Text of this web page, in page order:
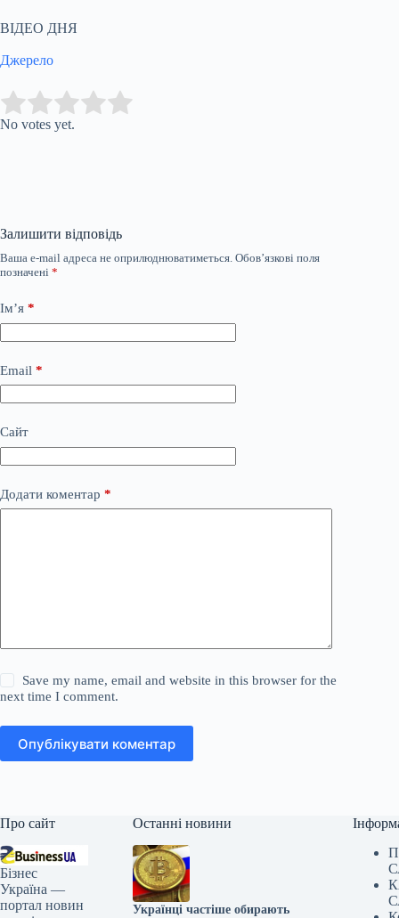
ВІДЕО ДНЯ
Джерело
Rate this item:
No votes yet.
Залишити відповідь
Ваша e-mail адреса не оприлюднюватиметься. Обов’язкові поля
позначені *
Ім’я *
Email *
Сайт
Додати коментар *
Save my name, email and website in this browser for the
next time I comment.
Опублікувати коментар
Про сайт
Бізнес
Україна —
портал новин
Останні новини
Українці частіше обирають